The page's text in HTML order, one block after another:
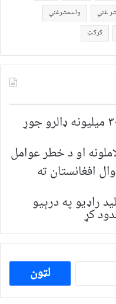
غني
ولسمشرغني
کرکټ
سرپل کې د تېلو چاڼځای په ۳۰ میلیونه ډالرو جوړ
او د خطر عوامل
افغان کډوال افغانستان ته
راډیو په درېیو
کړ
ددی
لپاره
لټون: